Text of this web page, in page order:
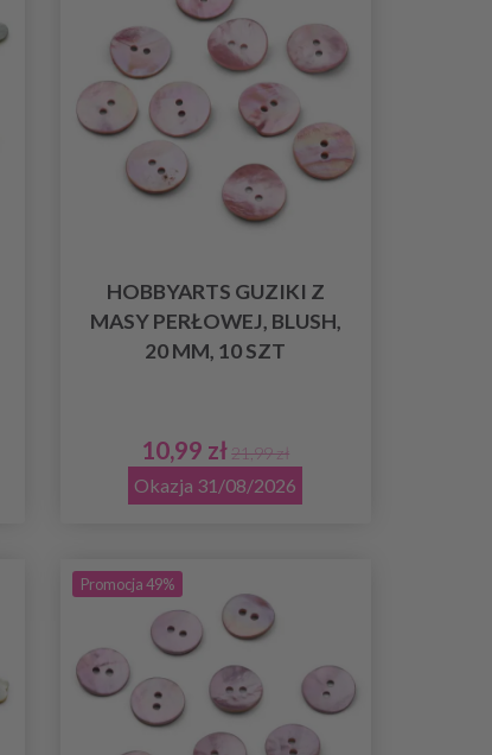
HOBBYARTS GUZIKI Z
MASY PERŁOWEJ, BLUSH,
20 MM, 10 SZT
10,99 zł21,99 zł
Okazja 31/08/2026
Promocja 49%